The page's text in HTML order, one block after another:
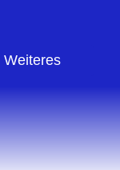
Weiteres